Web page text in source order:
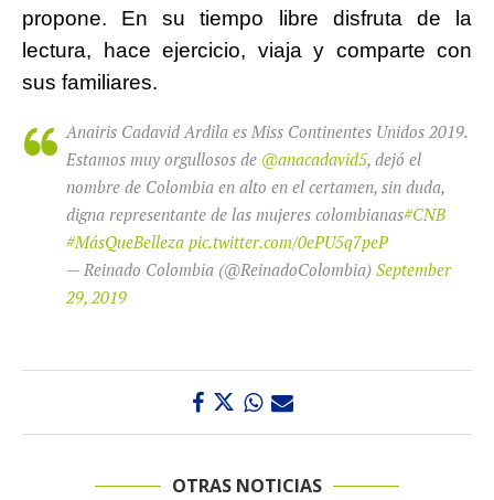
propone. En su tiempo libre disfruta de la
lectura, hace ejercicio, viaja y comparte con
sus familiares.
Anairis Cadavid Ardila es Miss Continentes Unidos 2019.
Estamos muy orgullosos de @anacadavid5, dejó el
nombre de Colombia en alto en el certamen, sin duda,
digna representante de las mujeres colombianas#CNB
#MásQueBelleza pic.twitter.com/0ePU5q7peP
— Reinado Colombia (@ReinadoColombia) September
29, 2019
OTRAS NOTICIAS